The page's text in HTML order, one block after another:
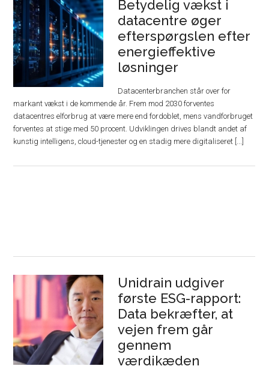
Betydelig vækst i
datacentre øger
efterspørgslen efter
energieffektive
løsninger
Datacenterbranchen står over for
markant vækst i de kommende år. Frem mod 2030 forventes
datacentres elforbrug at være mere end fordoblet, mens vandforbruget
forventes at stige med 50 procent. Udviklingen drives blandt andet af
kunstig intelligens, cloud-tjenester og en stadig mere digitaliseret [...]
Unidrain udgiver
første ESG-rapport:
Data bekræfter, at
vejen frem går
gennem
værdikæden